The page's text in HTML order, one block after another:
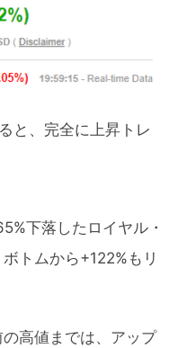
と、完全に上昇トレ
下落したロイヤル・
トムから+122%もリ
高値までは、アップ